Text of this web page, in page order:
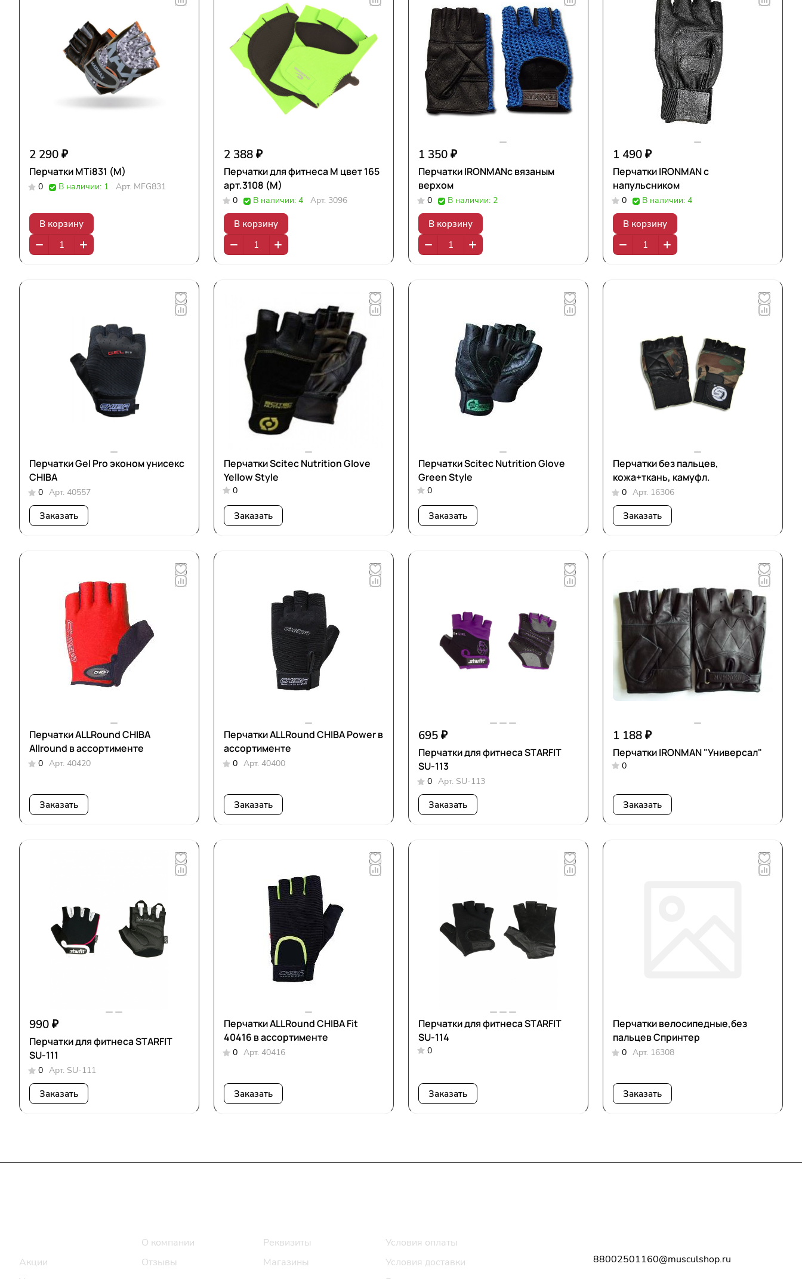
2 290 ₽
Перчатки MTi831 (M)
0 В наличии: 1 Арт. MFG831
В корзину
2 388 ₽
Перчатки для фитнеса M цвет 165
арт.3108 (M)
0 В наличии: 4 Арт. 3096
В корзину
1 350 ₽
Перчатки IRONMANс вязаным
верхом
0 В наличии: 2
В корзину
1 490 ₽
Перчатки IRONMAN с
напульсником
0 В наличии: 4
В корзину
Перчатки Gel Pro эконом унисекс
CHIBA
0 Арт. 40557
Заказать
Перчатки Scitec Nutrition Glove
Yellow Style
0
Заказать
Перчатки Scitec Nutrition Glove
Green Style
0
Заказать
Перчатки без пальцев,
кожа+ткань, камуфл.
0 Арт. 16306
Заказать
Перчатки ALLRound CHIBA
Allround в ассортименте
0 Арт. 40420
Заказать
Перчатки ALLRound CHIBA Power в
ассортименте
0 Арт. 40400
Заказать
695 ₽
Перчатки для фитнеса STARFIT
SU-113
0 Арт. SU-113
Заказать
1 188 ₽
Перчатки IRONMAN "Универсал"
0
Заказать
990 ₽
Перчатки для фитнеса STARFIT
SU-111
0 Арт. SU-111
Заказать
Перчатки ALLRound CHIBA Fit
40416 в ассортименте
0 Арт. 40416
Заказать
Перчатки для фитнеса STARFIT
SU-114
0
Заказать
Перчатки велосипедные,без
пальцев Спринтер
0 Арт. 16308
Заказать
Акции
О компании
Отзывы
Реквизиты
Магазины
Условия оплаты
Условия доставки
88002501160@musculshop.ru